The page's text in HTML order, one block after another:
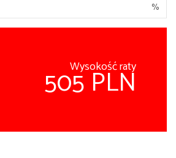
%
Wysokość raty
505 PLN